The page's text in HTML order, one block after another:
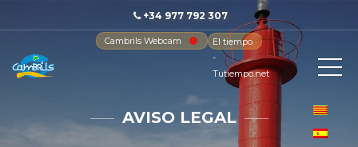
+34 977 792 307
Cambrils Webcam
El tiempo
-
Tutiempo.net
AVISO LEGAL